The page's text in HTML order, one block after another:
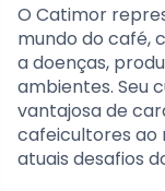
O Catimor
mundo do café,
a doenças,
ambientes. Seu
vantajosa de
cafeicultores ao
atuais desafios